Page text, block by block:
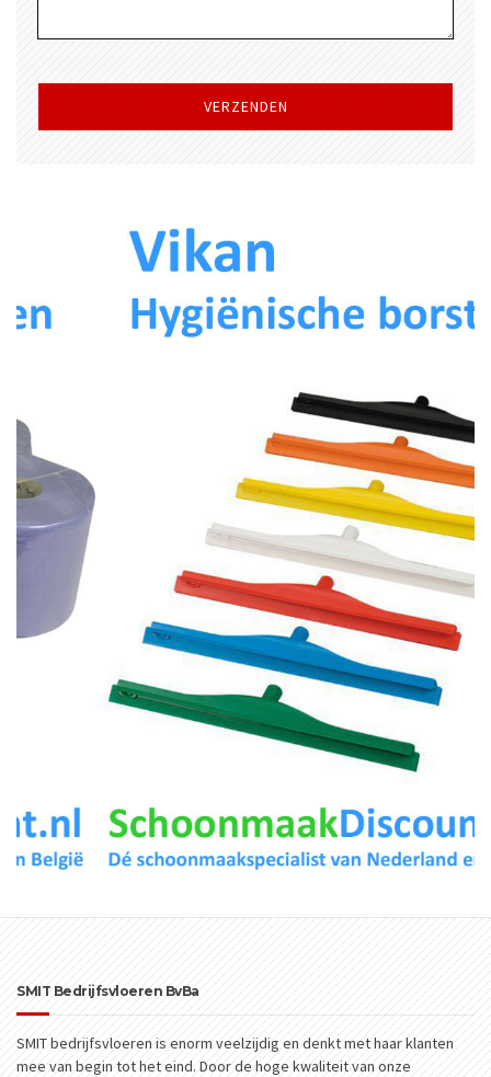
SMIT Bedrijfsvloeren BvBa
SMIT bedrijfsvloeren is enorm veelzijdig en denkt met haar klanten
mee van begin tot het eind. Door de hoge kwaliteit van onze